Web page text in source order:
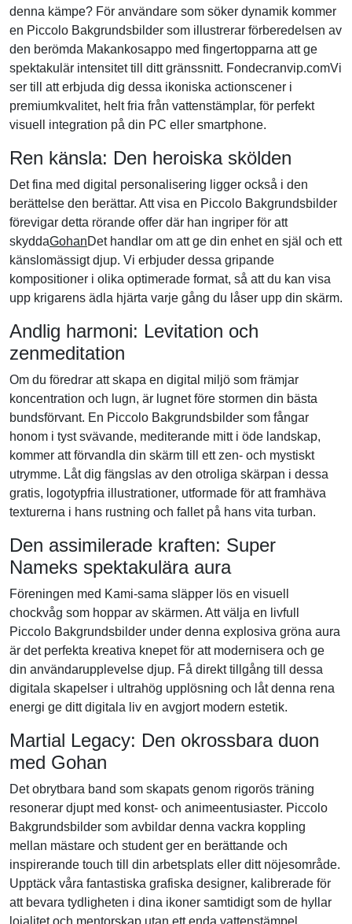
denna kämpe? För användare som söker dynamik kommer
en Piccolo Bakgrundsbilder som illustrerar förberedelsen av
den berömda Makankosappo med fingertopparna att ge
spektakulär intensitet till ditt gränssnitt. Fondecranvip.comVi
ser till att erbjuda dig dessa ikoniska actionscener i
premiumkvalitet, helt fria från vattenstämplar, för perfekt
visuell integration på din PC eller smartphone.
Ren känsla: Den heroiska skölden
Det fina med digital personalisering ligger också i den
berättelse den berättar. Att visa en Piccolo Bakgrundsbilder
förevigar detta rörande offer där han ingriper för att
skyddaGohanDet handlar om att ge din enhet en själ och ett
känslomässigt djup. Vi erbjuder dessa gripande
kompositioner i olika optimerade format, så att du kan visa
upp krigarens ädla hjärta varje gång du låser upp din skärm.
Andlig harmoni: Levitation och
zenmeditation
Om du föredrar att skapa en digital miljö som främjar
koncentration och lugn, är lugnet före stormen din bästa
bundsförvant. En Piccolo Bakgrundsbilder som fångar
honom i tyst svävande, mediterande mitt i öde landskap,
kommer att förvandla din skärm till ett zen- och mystiskt
utrymme. Låt dig fängslas av den otroliga skärpan i dessa
gratis, logotypfria illustrationer, utformade för att framhäva
texturerna i hans rustning och fallet på hans vita turban.
Den assimilerade kraften: Super
Nameks spektakulära aura
Föreningen med Kami-sama släpper lös en visuell
chockvåg som hoppar av skärmen. Att välja en livfull
Piccolo Bakgrundsbilder under denna explosiva gröna aura
är det perfekta kreativa knepet för att modernisera och ge
din användarupplevelse djup. Få direkt tillgång till dessa
digitala skapelser i ultrahög upplösning och låt denna rena
energi ge ditt digitala liv en avgjort modern estetik.
Martial Legacy: Den okrossbara duon
med Gohan
Det obrytbara band som skapats genom rigorös träning
resonerar djupt med konst- och animeentusiaster. Piccolo
Bakgrundsbilder som avbildar denna vackra koppling
mellan mästare och student ger en berättande och
inspirerande touch till din arbetsplats eller ditt nöjesområde.
Upptäck våra fantastiska grafiska designer, kalibrerade för
att bevara tydligheten i dina ikoner samtidigt som de hyllar
lojalitet och mentorskap utan ett enda vattenstämpel.